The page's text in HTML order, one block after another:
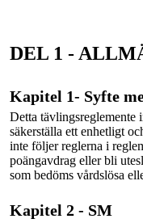
DEL 1 -
Kapitel 1- Syfte
Detta tävlingsreglemente
säkerställa ett enhetligt
inte följer reglerna i
poängavdrag eller bli
som bedöms vårdslösa
Kapitel 2 - SM